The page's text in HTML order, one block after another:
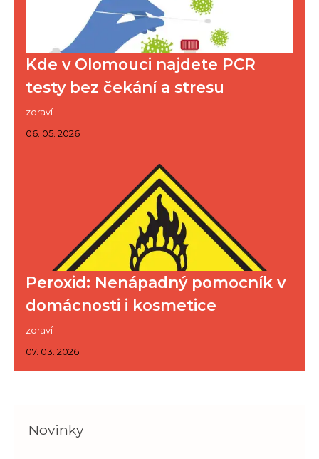
Kde v Olomouci najdete PCR
testy bez čekání a stresu
zdraví
06. 05. 2026
Peroxid: Nenápadný pomocník v
domácnosti i kosmetice
zdraví
07. 03. 2026
Novinky